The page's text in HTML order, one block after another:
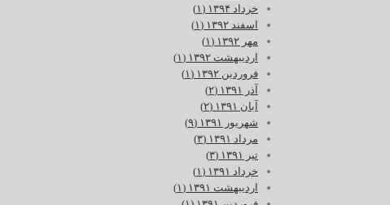
خرداد ۱۳۹۴ (۱)
اسفند ۱۳۹۲ (۱)
مهر ۱۳۹۲ (۱)
اردیبهشت ۱۳۹۲ (۱)
فروردین ۱۳۹۲ (۱)
آذر ۱۳۹۱ (۲)
آبان ۱۳۹۱ (۲)
شهریور ۱۳۹۱ (۹)
مرداد ۱۳۹۱ (۳)
تیر ۱۳۹۱ (۳)
خرداد ۱۳۹۱ (۱)
اردیبهشت ۱۳۹۱ (۱)